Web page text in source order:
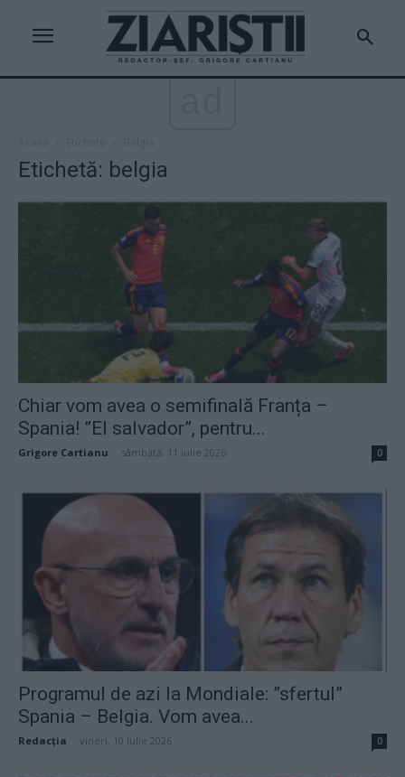
Etichetă: belgia
Chiar vom avea o semifinală Franța –
Spania! ”El salvador”, pentru...
Grigore Cartianu sâmbătă, 11 iulie 2026 0
Programul de azi la Mondiale: ”sfertul”
Spania – Belgia. Vom avea...
Redacţia vineri, 10 iulie 2026 0